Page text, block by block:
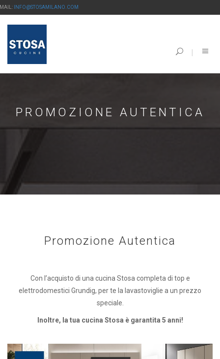
INFO@STOSAMILANO.COM
PROMOZIONE AUTENTICA
Promozione Autentica
Con l’acquisto di una cucina Stosa completa di top e
elettrodomestici Grundig, per te la lavastoviglie a un prezzo
speciale.
Inoltre, la tua cucina Stosa è garantita 5 anni!